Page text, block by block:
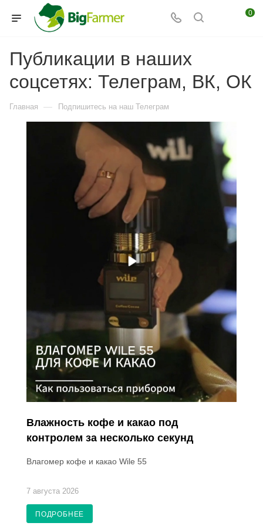
0
Публикации в наших
соцсетях: Телеграм, ВК, ОК
Главная — Подпишитесь на наш Телеграм
Влажность кофе и какао под
контролем за несколько секунд
Влагомер кофе и какао Wile 55
7 августа 2026
ПОДРОБНЕЕ